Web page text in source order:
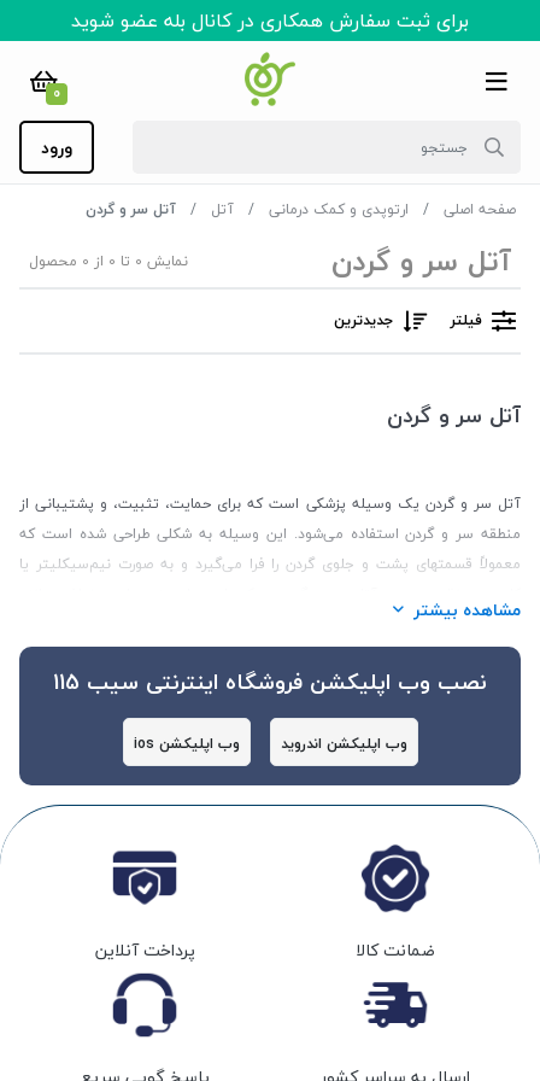
برای ثبت سفارش همکاری در کانال بله عضو شوید
0
ورود
صفحه اصلی ارتوپدی و کمک درمانی آتل آتل سر و گردن
آتل سر و گردن نمایش 0 تا 0 از 0 محصول
فیلتر جدیدترین
آتل سر و گردن
آتل سر و گردن یک وسیله پزشکی است که برای حمایت، تثبیت، و پشتیبانی از
منطقه سر و گردن استفاده می‌شود. این وسیله به شکلی طراحی شده است که
معمولاً قسمتهای پشت و جلوی گردن را فرا می‌گیرد و به صورت نیم‌سیکلیتر یا
فوم، نئوپرن، یا فلز ساخته شده باشد.
کاربردها و فواید آتل سر و گردن
- آتل سر و گردن به عنوان یک وسیله پشتیبانی کاربرد دارد و می‌تواند در مواردی
که نیاز به حمایت اضافی برای سر و گردن دارید، کمک کند.
- استفاده از آتل سر و گردن می‌تواند در پیشگیری از آسیب‌های حاد و مزمن در
منطقه سر و گردن، مثل خم شدگی‌های غلط یا جابجایی ناخواسته، مؤثر باشد.
مشاهده بیشتر
نصب وب اپلیکشن فروشگاه اینترنتی سیب 115
وب اپلیکشن اندروید وب اپلیکشن ios
ضمانت کالا پرداخت آنلاین